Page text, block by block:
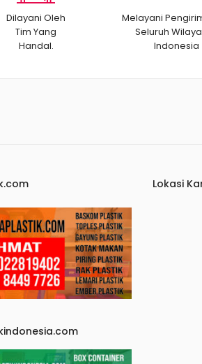
Dilayani Oleh
Tim Yang
Handal.
Melayani
Seluruh
Indonesia
Lokasi